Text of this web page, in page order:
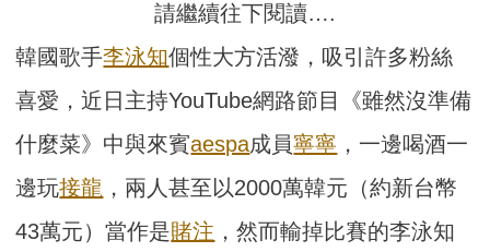
請繼續往下閱讀….
韓國歌手李泳知個性大方活潑，吸引許多粉絲
喜愛，近日主持YouTube網路節目《雖然沒準備
什麼菜》中與來賓aespa成員寧寧 ，一邊喝酒一
邊玩接龍 ，兩人甚至以2000萬韓元（約新台幣
43萬元）當作是賭注 ，然而輸掉比賽的李泳知